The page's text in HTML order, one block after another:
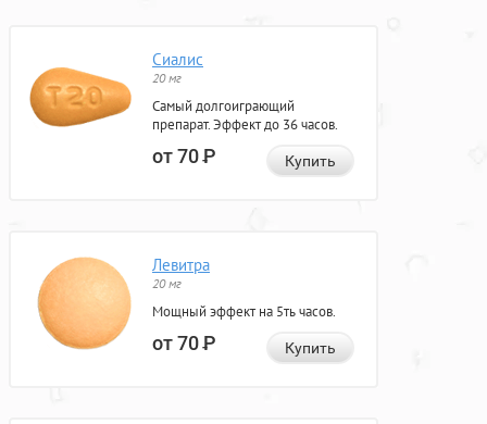
Сиалис
20 мг
Самый долгоиграющий
препарат. Эффект до 36 часов.
от 70Р Купить
Левитра
20 мг
Мощный эффект на 5ть часов.
от 70Р Купить